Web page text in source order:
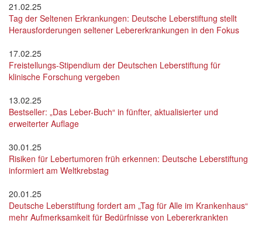
21.02.25
Tag der Seltenen Erkrankungen: Deutsche Leberstiftung stellt
Herausforderungen seltener Lebererkrankungen in den Fokus
17.02.25
Freistellungs-Stipendium der Deutschen Leberstiftung für
klinische Forschung vergeben
13.02.25
Bestseller: „Das Leber-Buch“ in fünfter, aktualisierter und
erweiterter Auflage
30.01.25
Risiken für Lebertumoren früh erkennen: Deutsche Leberstiftung
informiert am Weltkrebstag
20.01.25
Deutsche Leberstiftung fordert am „Tag für Alle im Krankenhaus“
mehr Aufmerksamkeit für Bedürfnisse von Lebererkrankten